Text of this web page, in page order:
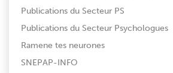
Publications du Secteur PS
Publications du Secteur Psychologues
Ramene tes neurones
SNEPAP-INFO